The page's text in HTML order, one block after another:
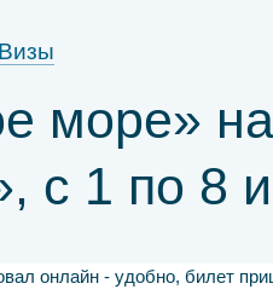
Визы
море»
с 1 по 8
онлайн - удобно, билет